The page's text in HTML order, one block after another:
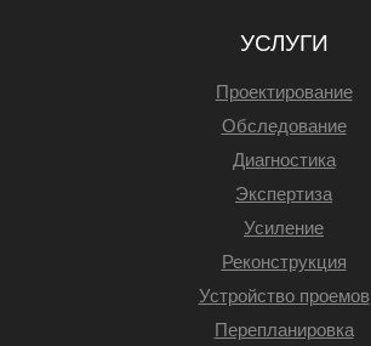
УСЛУГИ
Проектирование
Обследование
Диагностика
Экспертиза
Усиление
Реконструкция
Устройство проемов
Перепланировка